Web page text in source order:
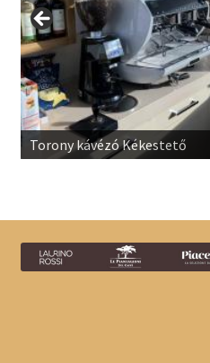
Torony kávézó Kékestető